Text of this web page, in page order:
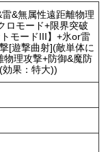
&無属性遠距離物理
ロモード+限界突破
モードIII】+氷or雷
[遊撃曲射](敵単体に
物理攻撃+防御&魔防
果：特大))